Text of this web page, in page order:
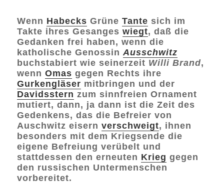
Wenn Habecks GrüneTante sich im
Takte ihres Gesangeswiegt, daß die
Gedanken frei haben, wenn die
katholische GenossinAusschwitz
buchstabiert wie seinerzeit Willi Brand,
wennOmas gegen Rechts ihre
Gurkengläser mitbringen und der
Davidsstern zum sinnfreien Ornament
mutiert, dann, ja dann ist die Zeit des
Gedenkens, das die Befreier von
Auschwitz eisernverschweigt, ihnen
besonders mit dem Kriegsende die
eigene Befreiung verübelt und
stattdessen den erneuten Krieg gegen
den russischen Untermenschen
vorbereitet.